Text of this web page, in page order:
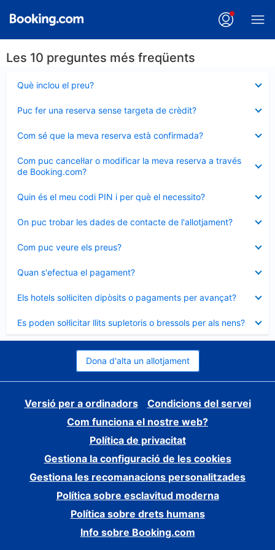
Les 10 preguntes més freqüents
Què inclou el preu?
tancat
Puc fer una reserva sense targeta de crèdit?
tancat
Com sé que la meva reserva està confirmada?
tancat
Com puc cancel·lar o modificar la meva reserva a través
de Booking.com?
tancat
Quin és el meu codi PIN i per què el necessito?
tancat
On puc trobar les dades de contacte de l'allotjament?
tancat
Com puc veure els preus?
tancat
Quan s'efectua el pagament?
tancat
Els hotels sol·liciten dipòsits o pagaments per avançat?
tancat
Es poden sol·licitar llits supletoris o bressols per als nens?
tancat
Dona d'alta un allotjament
Versió per a ordinadors
Condicions del servei
Com funciona el nostre web?
Política de privacitat
Gestiona la configuració de les cookies
Gestiona les recomanacions personalitzades
Política sobre esclavitud moderna
Política sobre drets humans
Info sobre Booking.com